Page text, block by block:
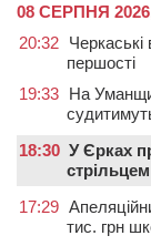
08 СЕРПНЯ
20:32
першості
19:33 На
18:30 У Єрках
17:29
тис. грн